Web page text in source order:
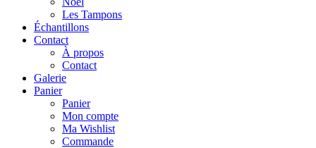
Les Tampons
Échantillons
Contact
À propos
Contact
Galerie
Panier
Panier
Mon compte
Ma Wishlist
Commande